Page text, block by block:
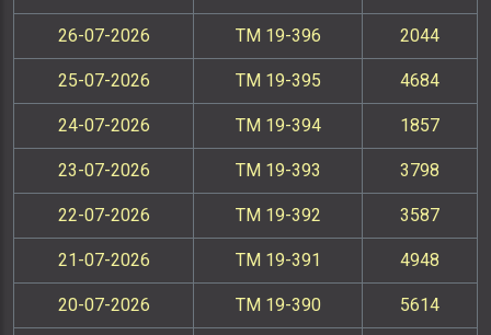
26-07-2026 TM 19-396 2044
25-07-2026 TM 19-395 4684
24-07-2026 TM 19-394 1857
23-07-2026 TM 19-393 3798
22-07-2026 TM 19-392 3587
21-07-2026 TM 19-391 4948
20-07-2026 TM 19-390 5614